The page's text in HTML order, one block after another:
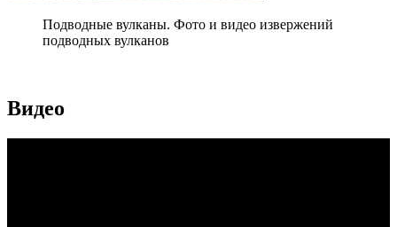
Подводные вулканы. Фото и видео извержений
подводных вулканов
Видео